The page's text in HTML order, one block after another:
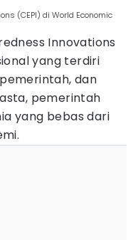
(CEPI) di World Economic
Innovations
yang terdiri
dan
pemerintah
yang bebas dari